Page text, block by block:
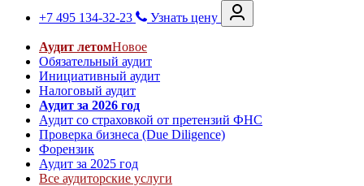
+7 495 134-32-23
Узнать цену
Аудит летомНовое
Обязательный аудит
Инициативный аудит
Налоговый аудит
Аудит за 2026 год
Аудит со страховкой от претензий ФНС
Проверка бизнеса (Due Diligence)
Форензик
Аудит за 2025 год
Все аудиторские услуги